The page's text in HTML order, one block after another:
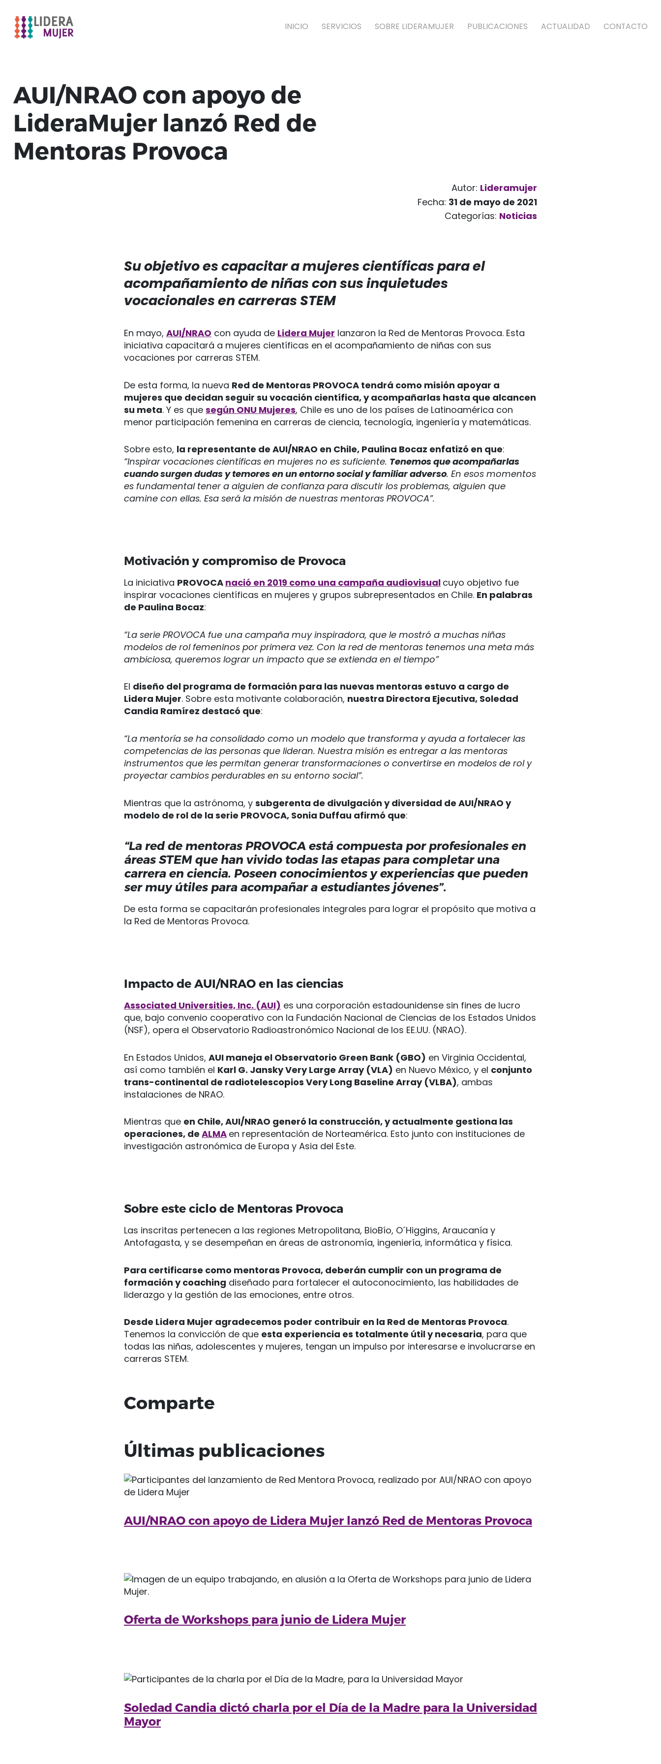
INICIO SERVICIOS SOBRE LIDERAMUJER PUBLICACIONES ACTUALIDAD CONTACTO
AUI/NRAO con apoyo de
LideraMujer lanzó Red de
Mentoras Provoca
Autor: Lideramujer
Fecha: 31 de mayo de 2021
Categorías: Noticias
Su objetivo escapacitar a mujeres científicas para el
acompañamiento de niñas con sus inquietudes
vocacionales en carreras STEM
En mayo, AUI/NRAO con ayuda de Lidera Mujer lanzaron la Red de Mentoras Provoca. Esta
iniciativa capacitará a mujeres científicas en el acompañamiento de niñas con sus
vocaciones por carreras STEM.
De esta forma, la nueva Red de Mentoras PROVOCA tendrá como misión apoyar a
mujeres que decidan seguir su vocación científica, y acompañarlas hasta que alcancen
su meta. Y es que según ONU Mujeres, Chile es uno de los países de Latinoamérica con
menor participación femenina en carreras de ciencia, tecnología, ingeniería y matemáticas.
Sobre esto, la representante de AUI/NRAO en Chile, Paulina Bocaz enfatizó en que:
“Inspirar vocaciones científicas en mujeres no es suficiente. Tenemos que acompañarlas
cuando surgen dudas y temores en un entorno social y familiar adverso. En esos momentos
es fundamental tener a alguien de confianza para discutir los problemas, alguien que
camine con ellas. Esa será la misión de nuestras mentoras PROVOCA”.
Motivación y compromiso de Provoca
La iniciativa PROVOCA nació en 2019 como una campaña audiovisual cuyo objetivo fue
inspirar vocaciones científicas en mujeres y grupos subrepresentados en Chile. En palabras
de Paulina Bocaz:
“La serie PROVOCA fue una campaña muy inspiradora, que le mostró a muchas niñas
modelos de rol femeninos por primera vez. Con la red de mentoras tenemos una meta más
ambiciosa, queremos lograr un impacto que se extienda en el tiempo”
El diseño del programa de formación para las nuevas mentoras estuvo a cargo de
Lidera Mujer. Sobre esta motivante colaboración, nuestra Directora Ejecutiva, Soledad
Candia Ramírez destacó que:
“La mentoría se ha consolidado como un modelo que transforma y ayuda a fortalecer las
competencias de las personas que lideran. Nuestra misión es entregar a las mentoras
instrumentos que les permitan generar transformaciones o convertirse en modelos de rol y
proyectar cambios perdurables en su entorno social”.
Mientras que la astrónoma, y subgerenta de divulgación y diversidad de AUI/NRAO y
modelo de rol de la serie PROVOCA, Sonia Duffau afirmó que:
“La red de mentoras PROVOCA está compuesta por profesionales en
áreas STEM que han vivido todas las etapas para completar una
carrera en ciencia. Poseen conocimientos y experiencias que pueden
ser muy útiles para acompañar a estudiantes jóvenes”.
De esta forma se capacitarán profesionales integrales para lograr el propósito que motiva a
la Red de Mentoras Provoca.
Impacto de AUI/NRAO en las ciencias
Associated Universities, Inc. (AUI) es una corporación estadounidense sin fines de lucro
que, bajo convenio cooperativo con la Fundación Nacional de Ciencias de los Estados Unidos
(NSF), opera el Observatorio Radioastronómico Nacional de los EE.UU. (NRAO).
En Estados Unidos, AUI maneja el Observatorio Green Bank (GBO) en Virginia Occidental,
así como también el Karl G. Jansky Very Large Array (VLA) en Nuevo México, y el conjunto
trans-continental de radiotelescopios Very Long Baseline Array (VLBA), ambas
instalaciones de NRAO.
Mientras que en Chile, AUI/NRAO generó la construcción, y actualmente gestiona las
operaciones, de ALMA en representación de Norteamérica. Esto junto con instituciones de
investigación astronómica de Europa y Asia del Este.
Sobre este ciclo de Mentoras Provoca
Las inscritas pertenecen a las regiones Metropolitana, BioBío, O´Higgins, Araucanía y
Antofagasta, y se desempeñan en áreas de astronomía, ingeniería, informática y física.
Para certificarse como mentoras Provoca, deberán cumplir con un programa de
formación y coaching diseñado para fortalecer el autoconocimiento, las habilidades de
liderazgo y la gestión de las emociones, entre otros.
Desde Lidera Mujer agradecemos poder contribuir en la Red de Mentoras Provoca.
Tenemos la convicción de que esta experiencia es totalmente útil y necesaria, para que
todas las niñas, adolescentes y mujeres, tengan un impulso por interesarse e involucrarse en
carreras STEM.
Comparte
Últimas publicaciones
AUI/NRAO con apoyo de Lidera Mujer lanzó Red de Mentoras Provoca
Oferta de Workshops para junio de Lidera Mujer
Soledad Candia dictó charla por el Día de la Madre para la Universidad
Mayor